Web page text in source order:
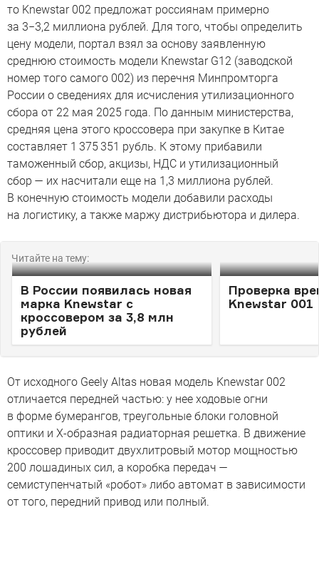
то Knewstar 002 предложат россиянам примерно
за 3−3,2 миллиона рублей. Для того, чтобы определить
цену модели, портал взял за основу заявленную
среднюю стоимость модели Knewstar G12 (заводской
номер того самого 002) из перечня Минпромторга
России о сведениях для исчисления утилизационного
сбора от 22 мая 2025 года. По данным министерства,
средняя цена этого кроссовера при закупке в Китае
составляет 1 375 351 рубль. К этому прибавили
таможенный сбор, акцизы, НДС и утилизационный
сбор — их насчитали еще на 1,3 миллиона рублей.
В конечную стоимость модели добавили расходы
на логистику, а также маржу дистрибьютора и дилера.
Читайте на тему:
В России появилась новая
марка Knewstar с
кроссовером за 3,8 млн
рублей
Проверка
Knewstar 001
От исходного Geely Altas новая модель Knewstar 002
отличается передней частью: у нее ходовые огни
в форме бумерангов, треугольные блоки головной
оптики и Х-образная радиаторная решетка. В движение
кроссовер приводит двухлитровый мотор мощностью
200 лошадиных сил, а коробка передач —
семиступенчатый «робот» либо автомат в зависимости
от того, передний привод или полный.